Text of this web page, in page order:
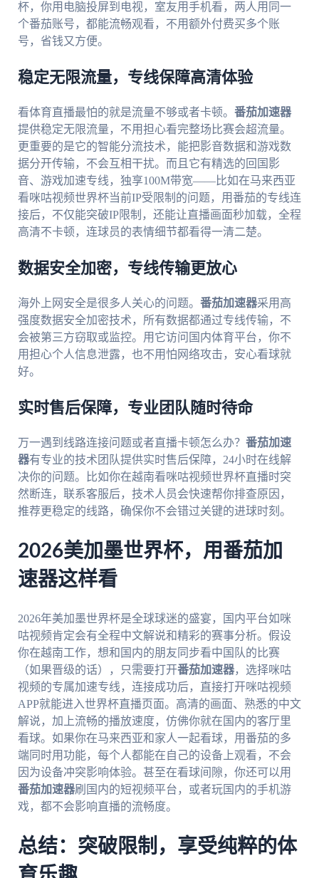
杯，你用电脑投屏到电视，室友用手机看，两人用同一
个番茄账号，都能流畅观看，不用额外付费买多个账
号，省钱又方便。
稳定无限流量，专线保障高清体验
看体育直播最怕的就是流量不够或者卡顿。 番茄加速器
提供稳定无限流量，不用担心看完整场比赛会超流量。
更重要的是它的智能分流技术，能把影音数据和游戏数
据分开传输，不会互相干扰。而且它有精选的回国影
音、游戏加速专线，独享100M带宽——比如在马来西亚
看咪咕视频世界杯当前IP受限制的问题，用番茄的专线连
接后，不仅能突破IP限制，还能让直播画面秒加载，全程
高清不卡顿，连球员的表情细节都看得一清二楚。
数据安全加密，专线传输更放心
海外上网安全是很多人关心的问题。 番茄加速器采用高
强度数据安全加密技术，所有数据都通过专线传输，不
会被第三方窃取或监控。用它访问国内体育平台，你不
用担心个人信息泄露，也不用怕网络攻击，安心看球就
好。
实时售后保障，专业团队随时待命
万一遇到线路连接问题或者直播卡顿怎么办？ 番茄加速
器有专业的技术团队提供实时售后保障，24小时在线解
决你的问题。比如你在越南看咪咕视频世界杯直播时突
然断连，联系客服后，技术人员会快速帮你排查原因，
推荐更稳定的线路，确保你不会错过关键的进球时刻。
2026美加墨世界杯，用番茄加
速器这样看
2026年美加墨世界杯是全球球迷的盛宴，国内平台如咪
咕视频肯定会有全程中文解说和精彩的赛事分析。假设
你在越南工作，想和国内的朋友同步看中国队的比赛
（如果晋级的话），只需要打开番茄加速器，选择咪咕
视频的专属加速专线，连接成功后，直接打开咪咕视频
APP就能进入世界杯直播页面。高清的画面、熟悉的中文
解说，加上流畅的播放速度，仿佛你就在国内的客厅里
看球。如果你在马来西亚和家人一起看球，用番茄的多
端同时用功能，每个人都能在自己的设备上观看，不会
因为设备冲突影响体验。甚至在看球间隙，你还可以用
番茄加速器刷国内的短视频平台，或者玩国内的手机游
戏，都不会影响直播的流畅度。
总结：突破限制，享受纯粹的体